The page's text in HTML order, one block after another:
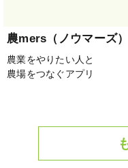
農mers（ノウマーズ）
農業をやりたい人と
農場をつなぐアプリ